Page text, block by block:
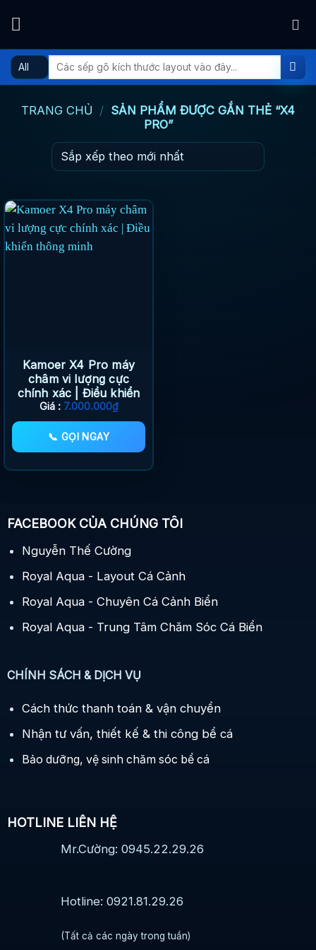
content
Tìm
kiếm:
TRANG CHỦ / SẢN PHẨM ĐƯỢC GẮN THẺ “X4
PRO”
Kamoer X4 Pro máy
châm vi lượng cực
chính xác | Điều khiển
thông minh
Giá : 7.000.000₫
📞 GỌI NGAY
FACEBOOK CỦA CHÚNG TÔI
Nguyễn Thế Cường
Royal Aqua - Layout Cá Cảnh
Royal Aqua - Chuyên Cá Cảnh Biển
Royal Aqua - Trung Tâm Chăm Sóc Cá Biển
CHÍNH SÁCH & DỊCH VỤ
Cách thức thanh toán & vận chuyển
Nhận tư vấn, thiết kế & thi công bể cá
Bảo dưỡng, vệ sinh chăm sóc bể cá
HOTLINE LIÊN HỆ
Mr.Cường: 0945.22.29.26
Hotline: 0921.81.29.26
(Tất cả các ngày trong tuần)